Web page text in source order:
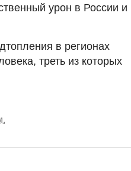
урон в России и
в регионах
треть из которых